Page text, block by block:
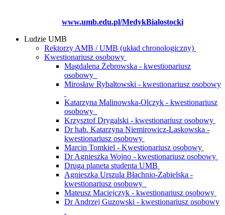
www.umb.edu.pl/MedykBialostocki
Ludzie UMB
Rektorzy AMB / UMB (układ chronologiczny)
Kwestionariusz osobowy
Magdalena Żebrowska - kwestionariusz
osobowy
Mirosław Rybałtowski - kwestionariusz osobowy
Katarzyna Malinowska-Olczyk - kwestionariusz
osobowy
Krzysztof Drygalski - kwestionariusz osobowy
Dr hab. Katarzyna Niemirowicz-Laskowska -
kwestionariusz osobowy
Marcin Tomkiel - Kwestionariusz osobowy
Dr Agnieszka Wojno - kwestionariusz osobowy
Druga planeta studenta UMB
Agnieszka Urszula Błachnio-Zabielska -
kwestionariusz osobowy
Mateusz Maciejczyk - kwestionariusz osobowy
Dr Andrzej Guzowski - kwestionariusz osobowy